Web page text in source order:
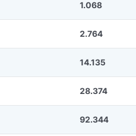
1.068
2.764
14.135
28.374
92.344